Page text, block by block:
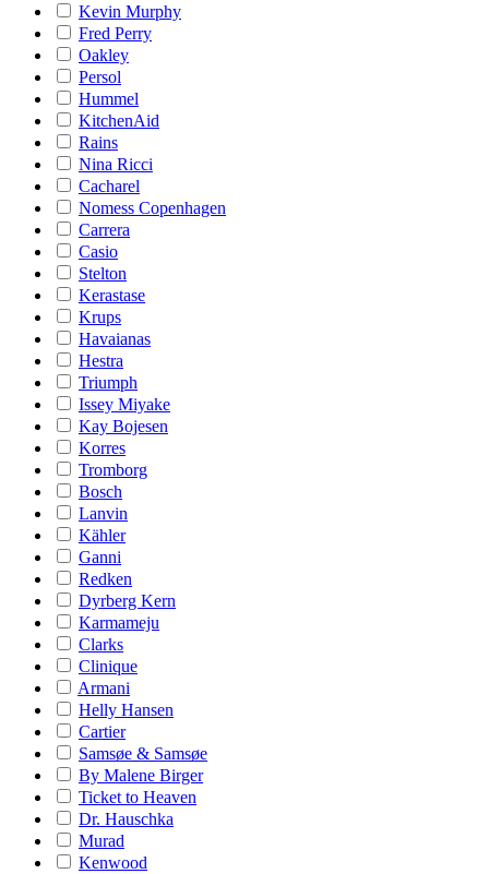
Kevin Murphy
Fred Perry
Oakley
Persol
Hummel
KitchenAid
Rains
Nina Ricci
Cacharel
Nomess Copenhagen
Carrera
Casio
Stelton
Kerastase
Krups
Havaianas
Hestra
Triumph
Issey Miyake
Kay Bojesen
Korres
Tromborg
Bosch
Lanvin
Kähler
Ganni
Redken
Dyrberg Kern
Karmameju
Clarks
Clinique
Armani
Helly Hansen
Cartier
Samsøe & Samsøe
By Malene Birger
Ticket to Heaven
Dr. Hauschka
Murad
Kenwood